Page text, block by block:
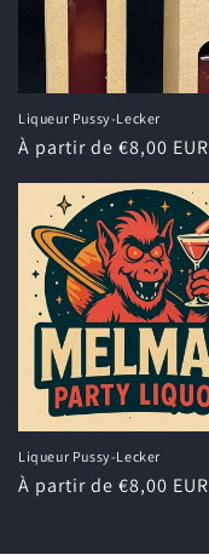
o
n
:
Liqueur Pussy-Lecker
Prix
habituel
À partir de €8,00 EUR
Liqueur Pussy-Lecker
Prix
À partir de €8,00 EUR